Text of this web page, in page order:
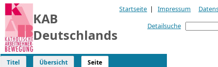
KAB
Deutschlands
Startseite | Impressum
Detailsuche
Titel Übersicht Seite